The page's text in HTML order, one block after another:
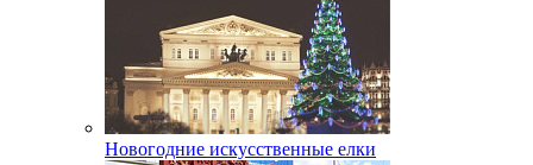
Новогодние искусственные елки